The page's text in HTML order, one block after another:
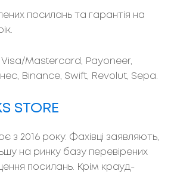
посилань та гарантія на
Visa/Mastercard, Payoneer,
Binance, Swift, Revolut, Sepa.
STORE
з 2016 року. Фахівці заявляють,
на ринку базу перевірених
посилань. Крім крауд-